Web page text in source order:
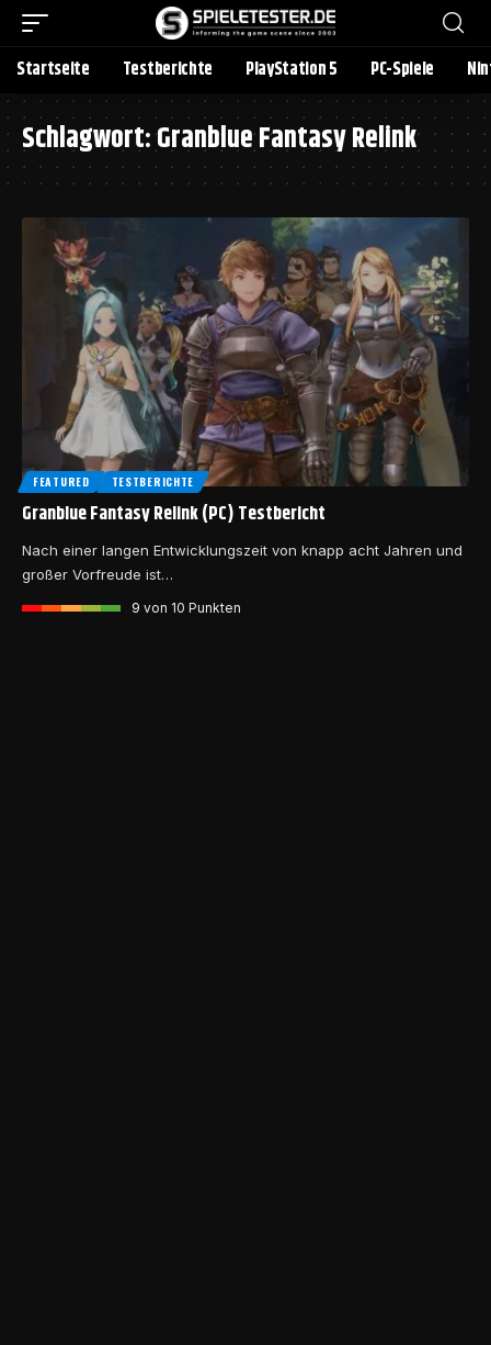
Startseite Testberichte PlayStation 5 PC-Spiele
Schlagwort:Granblue Fantasy Relink
FEATURED TESTBERICHTE
Granblue Fantasy Relink (PC) Testbericht
Nach einer langen Entwicklungszeit von knapp acht Jahren und
großer Vorfreude ist…
9 von 10 Punkten